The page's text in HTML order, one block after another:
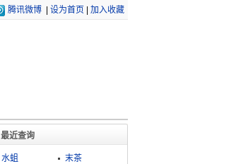
腾讯微博 设为首页 加入收藏
最近查询
水蛆
末茶